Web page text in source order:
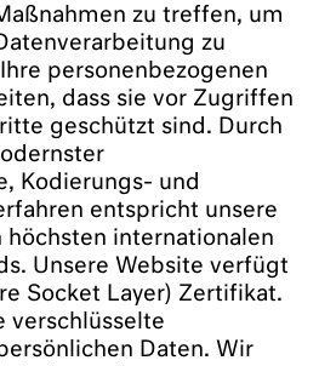
zu treffen, um
zu
personenbezogenen
dass sie vor Zugriffen
geschützt sind. Durch
Kodierungs- und
entspricht unsere
höchsten internationalen
Unsere Website verfügt
Socket Layer) Zertifikat.
verschlüsselte
Daten. Wir